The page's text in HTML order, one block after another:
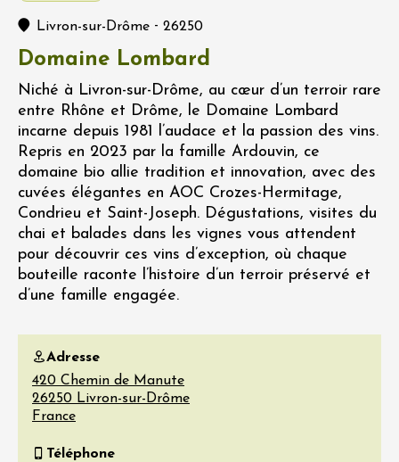
Livron-sur-Drôme - 26250
Domaine Lombard
Niché à Livron-sur-Drôme, au cœur d’un terroir rare
entre Rhône et Drôme, le Domaine Lombard
incarne depuis 1981 l’audace et la passion des vins.
Repris en 2023 par la famille Ardouvin, ce
domaine bio allie tradition et innovation, avec des
cuvées élégantes en AOC Crozes-Hermitage,
Condrieu et Saint-Joseph. Dégustations, visites du
chai et balades dans les vignes vous attendent
pour découvrir ces vins d’exception, où chaque
bouteille raconte l’histoire d’un terroir préservé et
d’une famille engagée.
Adresse
420 Chemin de Manute
26250 Livron-sur-Drôme
France
Téléphone